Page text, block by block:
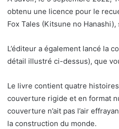
obtenu une licence pour le
Fox Tales (Kitsune no
L’éditeur a également lancé la
détail illustré ci-dessus), que
Le livre contient quatre
couverture rigide et en format
couverture n’ait pas l’air
la construction du monde.